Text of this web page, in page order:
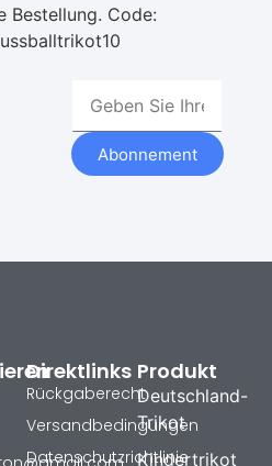
Bestellung. Code:
Abonnement
Produkt
Deutschland-
Trikot
Kindertrikot
Direktlinks
Rückgaberecht
Versandbedingungen
Datenschutzrichtlinie